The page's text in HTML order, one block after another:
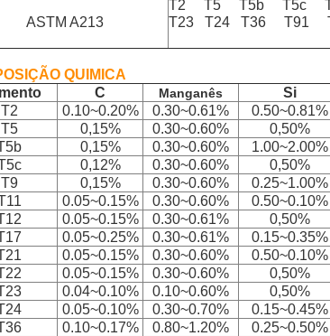
ASTM A213
T2 T5 T5b T5c
T23 T24 T36 T91
QUIMICA
C Manganês Si
T2
0.10~0.20% 0.30~0.61% 0.50~0.81%
T5
0,15% 0.30~0.60% 0,50%
0,15% 0.30~0.60% 1.00~2.00%
0,12% 0.30~0.60% 0,50%
T9
0,15% 0.30~0.60% 0.25~1.00%
0.05~0.15% 0.30~0.60% 0.50~0.10%
0.05~0.15% 0.30~0.61% 0,50%
0.05~0.25% 0.30~0.61% 0.15~0.35%
0.05~0.15% 0.30~0.60% 0.50~0.10%
0.05~0.15% 0.30~0.60% 0,50%
0.04~0.10% 0.10~0.60% 0,50%
0.05~0.10% 0.30~0.70% 0.15~0.45%
0.10~0.17% 0.80~1.20% 0.25~0.50%